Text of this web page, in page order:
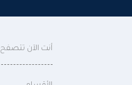
أنت الآن تتصفح